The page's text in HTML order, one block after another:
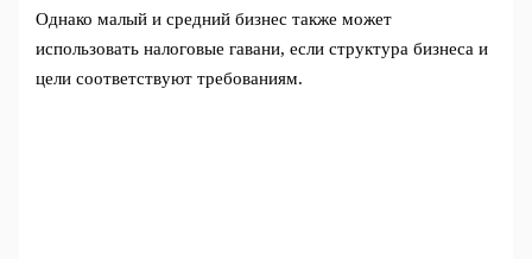
Однако малый и средний бизнес также может
использовать налоговые гавани, если структура бизнеса и
цели соответствуют требованиям.